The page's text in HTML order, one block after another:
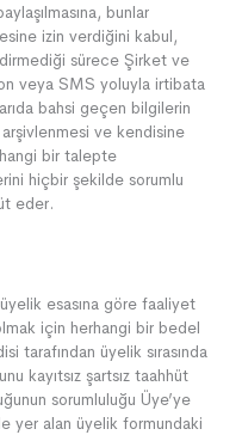
bunlar
izin verdiğini kabul,
sürece Şirket ve
veya SMS yoluyla irtibata
bahsi geçen bilgilerin
arşivlenmesi ve kendisine
bir talepte
hiçbir şekilde sorumlu
eder.
esasına göre faaliyet
için herhangi bir bedel
tarafından üyelik sırasında
kayıtsız şartsız taahhüt
sorumluluğu Üye’ye
yer alan üyelik formundaki